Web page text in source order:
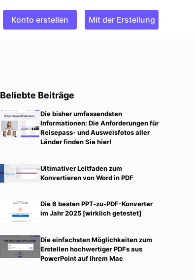
Konto erstellen
Mit der Erstellung
Beliebte Beiträge
Die bisher umfassendsten
Informationen: Die Anforderungen für
Reisepass- und Ausweisfotos aller
Länder finden Sie hier!
Ultimativer Leitfaden zum
Konvertieren von Word in PDF
Die 6 besten PPT-zu-PDF-Konverter
im Jahr 2025 [wirklich getestet]
Die einfachsten Möglichkeiten zum
Erstellen hochwertiger PDFs aus
PowerPoint auf Ihrem Mac